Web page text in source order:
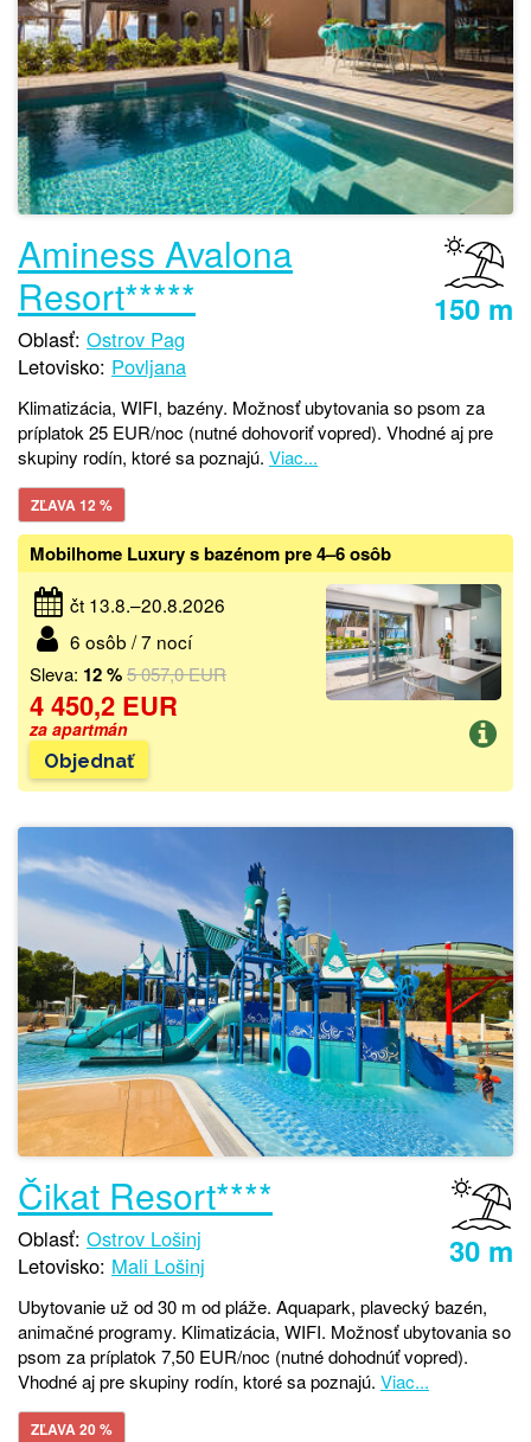
150 m
Aminess Avalona
Resort*****
Oblasť: Ostrov Pag
Letovisko: Povljana
Klimatizácia, WIFI, bazény. Možnosť ubytovania so psom za
príplatok 25 EUR/noc (nutné dohovoriť vopred). Vhodné aj pre
skupiny rodín, ktoré sa poznajú. Viac...
ZĽAVA 12 %
Mobilhome Luxury s bazénom pre 4–6 osôb
čt 13.8.–20.8.2026
6 osôb / 7 nocí
Sleva: 12 %5 057,0 EUR
4 450,2 EUR
za apartmán
Objednať
30 m
Čikat Resort****
Oblasť: Ostrov Lošinj
Letovisko: Mali Lošinj
Ubytovanie už od 30 m od pláže. Aquapark, plavecký bazén,
animačné programy. Klimatizácia, WIFI. Možnosť ubytovania so
psom za príplatok 7,50 EUR/noc (nutné dohodnúť vopred).
Vhodné aj pre skupiny rodín, ktoré sa poznajú. Viac...
ZĽAVA 20 %